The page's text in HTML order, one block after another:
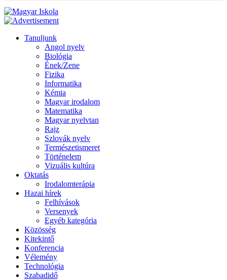
Tanuljunk
Angol nyelv
Biológia
Ének/Zene
Fizika
Informatika
Kémia
Magyar irodalom
Matematika
Magyar nyelvtan
Rajz
Szlovák nyelv
Természetismeret
Történelem
Vizuális kultúra
Oktatás
Irodalomterápia
Hazai hírek
Felhívások
Versenyek
Egyéb kategória
Közösség
Kitekintő
Konferencia
Vélemény
Technológia
Szabadidő